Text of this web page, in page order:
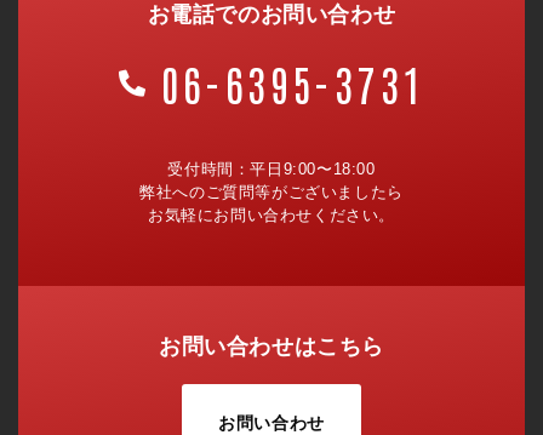
お電話でのお問い合わせ
06-6395-3731
受付時間：平日9:00〜18:00
弊社へのご質問等がございましたら
お気軽にお問い合わせください。
お問い合わせはこちら
お問い合わせ